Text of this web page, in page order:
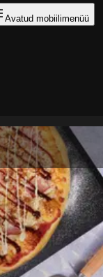
Avatud mobiilimenüü